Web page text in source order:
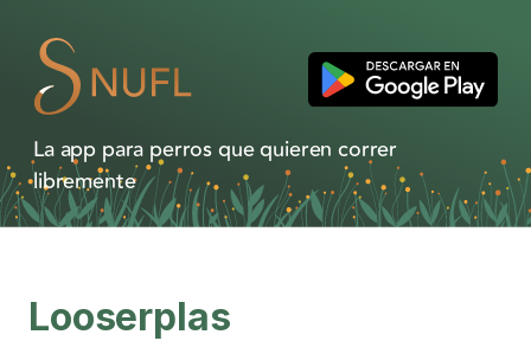
La app para perros que quieren correr
libremente
Looserplas